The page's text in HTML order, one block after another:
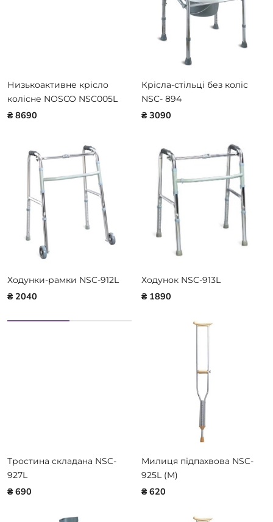
Низькоактивне крісло
колісне NOSCO NSC005L
₴ 8690
Крісла-стільці без коліс
NSC- 894
₴ 3090
Ходунки-рамки NSC-912L
₴ 2040
Ходунок NSC-913L
₴ 1890
Тростина складана NSC-
927L
₴ 690
Милиця підпахвова NSC-
925L (M)
₴ 620